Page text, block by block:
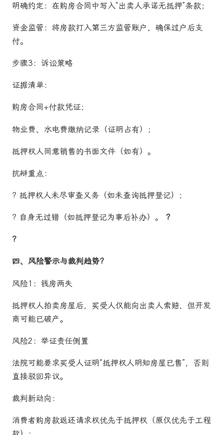
明确约定：在购房合同中写入“出卖人承诺无抵押”条款；
资金监管：将房款打入第三方监管账户，确保过户后支
付。
步骤3：诉讼策略
证据清单：
购房合同+付款凭证；
物业费、水电费缴纳记录（证明占有）；
抵押权人同意销售的书面文件（如有）。
抗辩重点：
? 抵押权人未尽审查义务（如未查询抵押登记）；
? 自身无过错（如抵押登记为事后补办）。 ?
?
四、风险警示与裁判趋势?
风险1：钱房两失
抵押权人拍卖房屋后，买受人仅能向出卖人索赔，但开发
商可能已破产。
风险2：举证责任倒置
法院可能要求买受人证明“抵押权人明知房屋已售”，否则
直接驳回异议。
裁判新动向：
消费者购房款返还请求权优先于抵押权（原仅优先于工程